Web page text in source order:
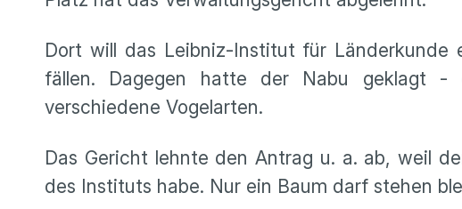
Dort will das Leibniz-Institut für Länderkunde
fällen. Dagegen hatte der Nabu geklagt -
verschiedene Vogelarten.
Das Gericht lehnte den Antrag u. a. ab, weil
des Instituts habe. Nur ein Baum darf stehen